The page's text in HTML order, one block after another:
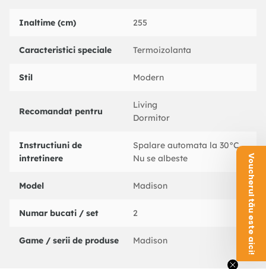
Inaltime (cm) 255
Caracteristici speciale Termoizolanta
Stil Modern
Recomandat pentru
Living
Dormitor
Instructiuni de
intretinere
Spalare automata la 30°C
Nu se albeste
Model Madison
Numar bucati / set 2
Game / serii de produse Madison Voucherul tău este aici!